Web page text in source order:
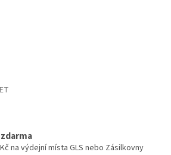
na výdejní místa GLS nebo Zásilkovny